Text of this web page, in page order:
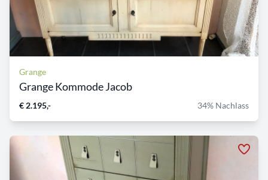
Grange
Grange Kommode Jacob
€ 2.195,- 34% Nachlass